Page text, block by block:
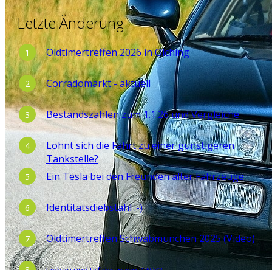
Letzte Änderung
Oldtimertreffen 2026 in Olching
Corradomarkt - aktuell
Bestandszahlen zum 1.1.26 und Vergleiche
Lohnt sich die Fahrt zu einer günstigeren
Tankstelle?
Ein Tesla bei den Freunden alter Fahrzeuge
Identitätsdiebstahl :-)
Oldtimertreffen Schwabmünchen 2025 (Video)